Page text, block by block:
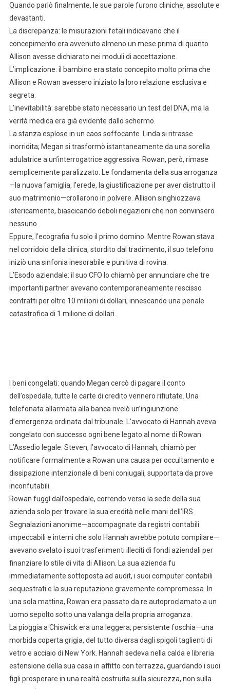
Quando parlò finalmente, le sue parole furono cliniche, assolute e
devastanti.
La discrepanza: le misurazioni fetali indicavano che il
concepimento era avvenuto almeno un mese prima di quanto
Allison avesse dichiarato nei moduli di accettazione.
L’implicazione: il bambino era stato concepito molto prima che
Allison e Rowan avessero iniziato la loro relazione esclusiva e
segreta.
L’inevitabilità: sarebbe stato necessario un test del DNA, ma la
verità medica era già evidente dallo schermo.
La stanza esplose in un caos soffocante. Linda si ritrasse
inorridita; Megan si trasformò istantaneamente da una sorella
adulatrice a un’interrogatrice aggressiva. Rowan, però, rimase
semplicemente paralizzato. Le fondamenta della sua arroganza
—la nuova famiglia, l’erede, la giustificazione per aver distrutto il
suo matrimonio—crollarono in polvere. Allison singhiozzava
istericamente, biascicando deboli negazioni che non convinsero
nessuno.
Eppure, l’ecografia fu solo il primo domino. Mentre Rowan stava
nel corridoio della clinica, stordito dal tradimento, il suo telefono
iniziò una sinfonia inesorabile e punitiva di rovina:
L’Esodo aziendale: il suo CFO lo chiamò per annunciare che tre
importanti partner avevano contemporaneamente rescisso
contratti per oltre 10 milioni di dollari, innescando una penale
catastrofica di 1 milione di dollari.
I beni congelati: quando Megan cercò di pagare il conto
dell’ospedale, tutte le carte di credito vennero rifiutate. Una
telefonata allarmata alla banca rivelò un’ingiunzione
d’emergenza ordinata dal tribunale. L’avvocato di Hannah aveva
congelato con successo ogni bene legato al nome di Rowan.
L’Assedio legale: Steven, l’avvocato di Hannah, chiamò per
notificare formalmente a Rowan una causa per occultamento e
dissipazione intenzionale di beni coniugali, supportata da prove
inconfutabili.
Rowan fuggì dall’ospedale, correndo verso la sede della sua
azienda solo per trovare la sua eredità nelle mani dell’IRS.
Segnalazioni anonime—accompagnate da registri contabili
impeccabili e interni che solo Hannah avrebbe potuto compilare—
avevano svelato i suoi trasferimenti illeciti di fondi aziendali per
finanziare lo stile di vita di Allison. La sua azienda fu
immediatamente sottoposta ad audit, i suoi computer contabili
sequestrati e la sua reputazione gravemente compromessa. In
una sola mattina, Rowan era passato da re autoproclamato a un
uomo sepolto sotto una valanga della propria arroganza.
La pioggia a Chiswick era una leggera, persistente foschia—una
morbida coperta grigia, del tutto diversa dagli spigoli taglienti di
vetro e acciaio di New York. Hannah sedeva nella calda e libreria
estensione della sua casa in affitto con terrazza, guardando i suoi
figli prosperare in una realtà costruita sulla sicurezza, non sulla